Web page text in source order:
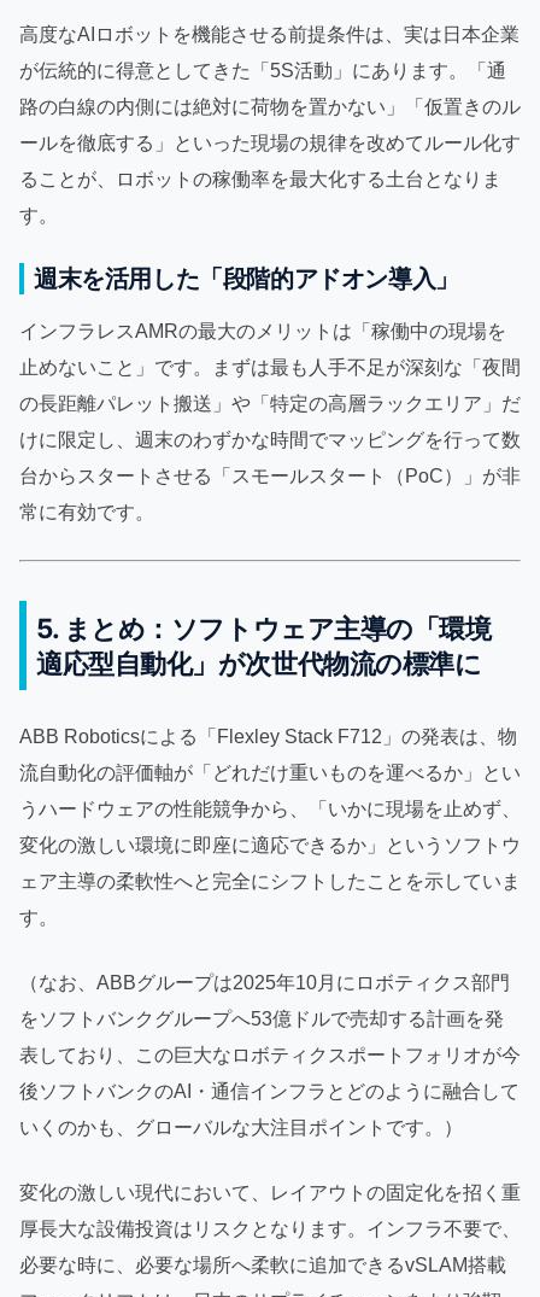
高度なAIロボットを機能させる前提条件は、実は日本企業
が伝統的に得意としてきた「5S活動」にあります。「通
路の白線の内側には絶対に荷物を置かない」「仮置きのル
ールを徹底する」といった現場の規律を改めてルール化す
ることが、ロボットの稼働率を最大化する土台となりま
す。
週末を活用した「段階的アドオン導入」
インフラレスAMRの最大のメリットは「稼働中の現場を
止めないこと」です。まずは最も人手不足が深刻な「夜間
の長距離パレット搬送」や「特定の高層ラックエリア」だ
けに限定し、週末のわずかな時間でマッピングを行って数
台からスタートさせる「スモールスタート（PoC）」が非
常に有効です。
5. まとめ：ソフトウェア主導の「環境
適応型自動化」が次世代物流の標準に
ABB Roboticsによる「Flexley Stack F712」の発表は、物
流自動化の評価軸が「どれだけ重いものを運べるか」とい
うハードウェアの性能競争から、「いかに現場を止めず、
変化の激しい環境に即座に適応できるか」というソフトウ
ェア主導の柔軟性へと完全にシフトしたことを示していま
す。
（なお、ABBグループは2025年10月にロボティクス部門
をソフトバンクグループへ53億ドルで売却する計画を発
表しており、この巨大なロボティクスポートフォリオが今
後ソフトバンクのAI・通信インフラとどのように融合して
いくのかも、グローバルな大注目ポイントです。）
変化の激しい現代において、レイアウトの固定化を招く重
厚長大な設備投資はリスクとなります。インフラ不要で、
必要な時に、必要な場所へ柔軟に追加できるvSLAM搭載